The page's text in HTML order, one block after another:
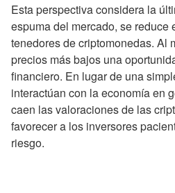
Esta perspectiva considera la
espuma del mercado, se
tenedores de criptomonedas. Al
precios más bajos una
financiero. En lugar de una
interactúan con la economía en
caen las valoraciones de las
favorecer a los inversores
riesgo.